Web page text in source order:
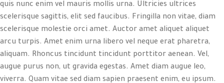
quis nunc enim vel mauris mollis urna. Ultricies ultrices
scelerisque sagittis, elit sed faucibus. Fringilla non vitae, diam
scelerisque molestie orci amet. Auctor amet aliquet aliquet
arcu turpis. Amet enim urna libero vel neque erat pharetra,
aliquam. Rhoncus tincidunt tincidunt porttitor aenean. Vel,
augue purus non, ut gravida egestas. Amet diam augue leo,
viverra. Quam vitae sed diam sapien praesent enim, eu ipsum.